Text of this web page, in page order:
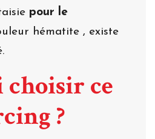
pour le
hématite , existe
ce
?